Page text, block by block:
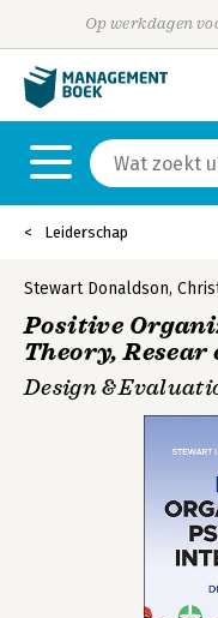
Op werkdagen
Leiderschap
Stewart Donaldson,
Positive
Theory,
Design &